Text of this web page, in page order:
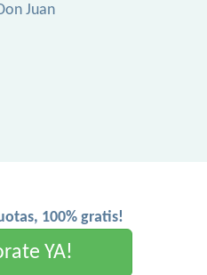
Juan
100% gratis!
YA!